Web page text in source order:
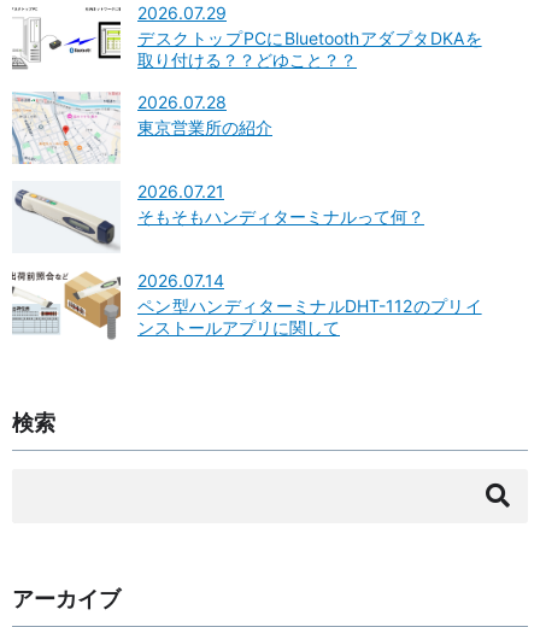
2026.07.29
デスクトップPCにBluetoothアダプタDKAを
取り付ける？？どゆこと？？
2026.07.28
東京営業所の紹介
2026.07.21
そもそもハンディターミナルって何？
2026.07.14
ペン型ハンディターミナルDHT-112のプリイ
ンストールアプリに関して
検索
アーカイブ